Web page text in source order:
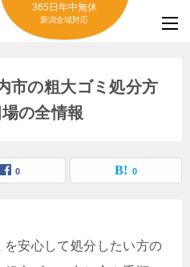
365日年中無休
新潟全域対応
市の粗大ゴミ処分方
の全情報
0 0
安心して処分したい方の